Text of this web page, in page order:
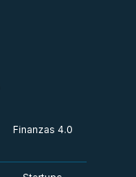
Finanzas 4.0